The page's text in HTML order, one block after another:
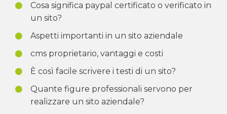
Cosa significa paypal certificato o verificato in
un sito?
Aspetti importanti in un sito aziendale
cms proprietario, vantaggi e costi
È così facile scrivere i testi di un sito?
Quante figure professionali servono per
realizzare un sito aziendale?